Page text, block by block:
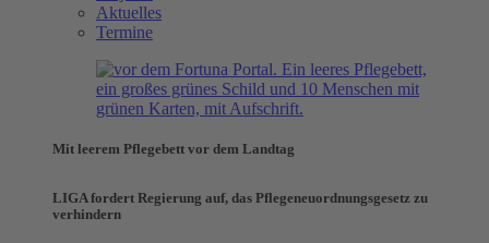
Aktuelles
Termine
Mit leerem Pflegebett vor dem Landtag
LIGA fordert Regierung auf, das Pflegeneuordnungsgesetz zu
verhindern